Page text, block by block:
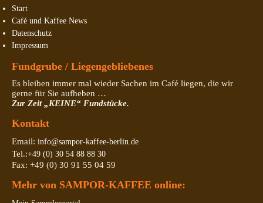
Start
Café und Kaffee News
Datenschutz
Impressum
Fundgrube / Liegengebliebenes
Es bleiben immer mal wieder Sachen im Café liegen, die wir
gerne für Sie aufheben …
Zur Zeit „KEINE“ Fundstücke.
Kontakt
Email: info@sampor-kaffee-berlin.de
Tel.:+49 (0) 30 54 88 88 30
Fax: +49 (0) 30 91 55 04 59
Mehr von SAMPOR-KAFFEE online: